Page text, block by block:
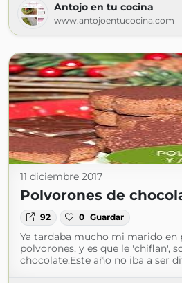
Antojo en tu cocina
www.antojoentucocina.com
11 diciembre 2017
Polvorones de
92 0 Guardar
Ya tardaba mucho mi marido en
polvorones, y es que le 'chiflan',
chocolate.Este año no iba a ser